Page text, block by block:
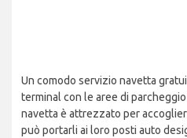
Un comodo servizio navetta
terminal con le aree di
navetta è attrezzato per
può portarli ai loro posti auto